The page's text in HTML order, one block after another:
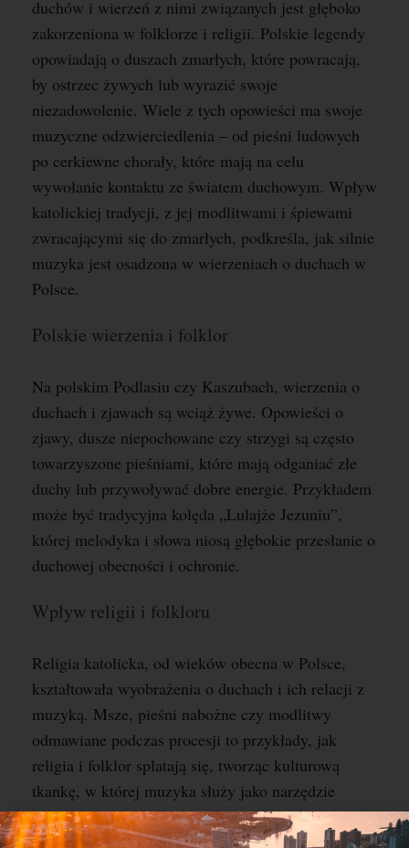
duchów i wierzeń z nimi związanych jest głęboko
zakorzeniona w folklorze i religii. Polskie legendy
opowiadają o duszach zmarłych, które powracają,
by ostrzec żywych lub wyrazić swoje
niezadowolenie. Wiele z tych opowieści ma swoje
muzyczne odzwierciedlenia – od pieśni ludowych
po cerkiewne chorały, które mają na celu
wywołanie kontaktu ze światem duchowym. Wpływ
katolickiej tradycji, z jej modlitwami i śpiewami
zwracającymi się do zmarłych, podkreśla, jak silnie
muzyka jest osadzona w wierzeniach o duchach w
Polsce.
Polskie wierzenia i folklor
Na polskim Podlasiu czy Kaszubach, wierzenia o
duchach i zjawach są wciąż żywe. Opowieści o
zjawy, dusze niepochowane czy strzygi są często
towarzyszone pieśniami, które mają odganiać złe
duchy lub przywoływać dobre energie. Przykładem
może być tradycyjna kolęda „Lulajże Jezuniu”,
której melodyka i słowa niosą głębokie przesłanie o
duchowej obecności i ochronie.
Wpływ religii i folkloru
Religia katolicka, od wieków obecna w Polsce,
kształtowała wyobrażenia o duchach i ich relacji z
muzyką. Msze, pieśni nabożne czy modlitwy
odmawiane podczas procesji to przykłady, jak
religia i folklor splatają się, tworząc kulturową
tkankę, w której muzyka służy jako narzędzie
duchowego kontaktu. W sztuce, literaturze i
tradycyjnych obrzędach te motywy są nieodłączne,